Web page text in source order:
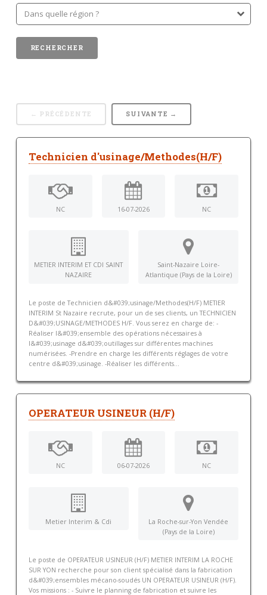
← PRÉCÉDENTE SUIVANTE →
Technicien d'usinage/Methodes(H/F)
NC 16-07-2026 NC
METIER INTERIM ET CDI SAINT
NAZAIRE
Saint-Nazaire Loire-
Atlantique (Pays de la Loire)
Le poste de Technicien d&#039;usinage/Methodes(H/F) METIER
INTERIM St Nazaire recrute, pour un de ses clients, un TECHNICIEN
D&#039;USINAGE/METHODES H/F. Vous serez en charge de: -
Réaliser l&#039;ensemble des opérations nécessaires à
l&#039;usinage d&#039;outillages sur différentes machines
numérisées. -Prendre en charge les différents réglages de votre
centre d&#039;usinage. -Réaliser les différents...
OPERATEUR USINEUR (H/F)
NC 06-07-2026 NC
Metier Interim & Cdi
La Roche-sur-Yon Vendée
(Pays de la Loire)
Le poste de OPERATEUR USINEUR (H/F) METIER INTERIM LA ROCHE
SUR YON recherche pour son client spécialisé dans la fabrication
d&#039;ensembles mécano-soudés UN OPERATEUR USINEUR (H/F).
Vos missions : - Suivre le planning de fabrication et suivre les